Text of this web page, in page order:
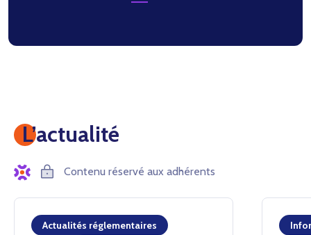
L’actualité
Contenu réservé aux adhérents
Actualités réglementaires